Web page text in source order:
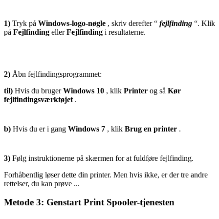
1) Tryk på Windows-logo-nøgle , skriv derefter “ fejlfinding “. Klik
på Fejlfinding ellerFejlfinding i resultaterne.
2) Åbn fejlfindingsprogrammet:
til) Hvis du brugerWindows 10 , klik Printer og så Kør
fejlfindingsværktøjet .
b) Hvis du er i gang Windows 7 , klik Brug en printer .
3) Følg instruktionerne på skærmen for at fuldføre fejlfinding.
Forhåbentlig løser dette din printer. Men hvis ikke, er der tre andre
rettelser, du kan prøve ...
Metode 3: Genstart Print Spooler-tjenesten